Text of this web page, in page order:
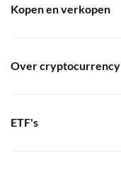
Kopen en verkopen
Over cryptocurrency
ETF's